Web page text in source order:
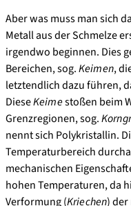
Aber was muss man sich
Metall aus der Schmelze
irgendwo beginnen. Dies
Bereichen, sog.Keimen,
letztendlich dazu führen,
DieseKeimestoßen beim
Grenzregionen, sog.
nennt sich Polykristallin.
Temperaturbereich
mechanischen
hohen Temperaturen, da
Verformung (Kriechen)